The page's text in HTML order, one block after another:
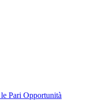
Pari Opportunità